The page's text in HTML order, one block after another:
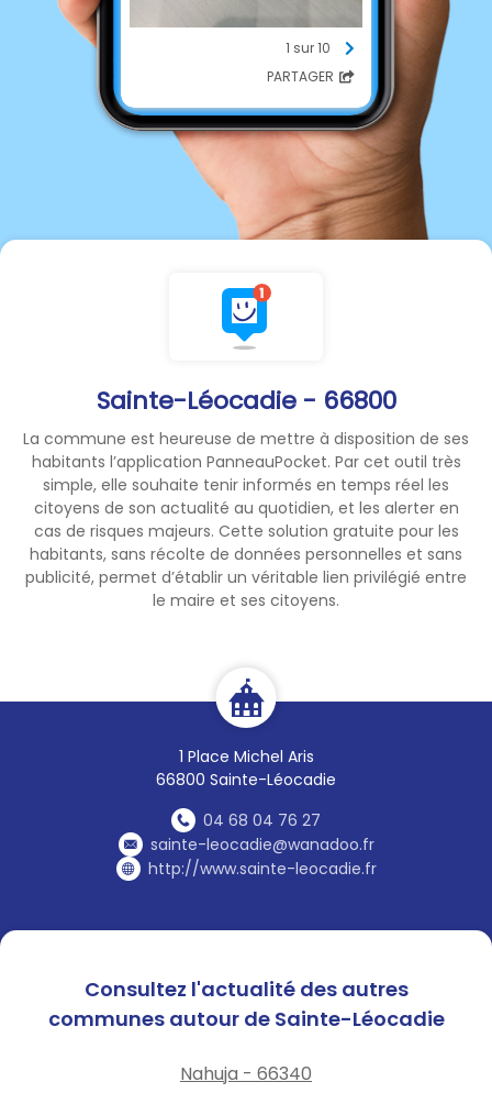
Sainte-Léocadie - 66800
La commune est heureuse de mettre à disposition de ses
habitants l’application PanneauPocket. Par cet outil très
simple, elle souhaite tenir informés en temps réel les
citoyens de son actualité au quotidien, et les alerter en
cas de risques majeurs. Cette solution gratuite pour les
habitants, sans récolte de données personnelles et sans
publicité, permet d’établir un véritable lien privilégié entre
le maire et ses citoyens.
1 Place Michel Aris
66800 Sainte-Léocadie
04 68 04 76 27
sainte-leocadie@wanadoo.fr
http://www.sainte-leocadie.fr
1 sur 10
PARTAGER
Consultez l'actualité des autres
communes autour de Sainte-Léocadie
Nahuja - 66340